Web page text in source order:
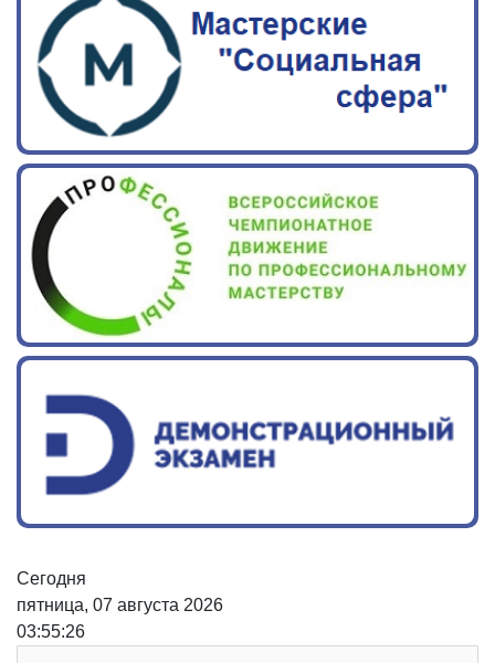
Сегодня
пятница, 07 августа 2026
03:55:26